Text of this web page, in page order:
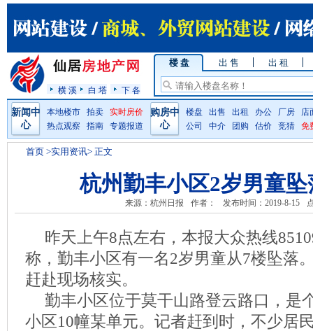
横 溪 白 塔 下 各
楼 盘 出 售 出 租
新闻中
心
本地楼市 拍卖
实时房价
热点观察
指南 专题报道
购房中
心
楼盘 出售 出租 办公 厂房
店
公司
中介 团购 估价 竞猜 免
首页 >实用资讯> 正文
杭州勤丰小区2岁男童
来源：杭州日报 作者： 发布时间：2019-8-15
昨天上午8点左右，本报大众热线
称，勤丰小区有一名2岁男童从7楼坠落
赶赴现场核实。
勤丰小区位于莫干山路登云路口，是
小区10幢某单元。记者赶到时，不少居